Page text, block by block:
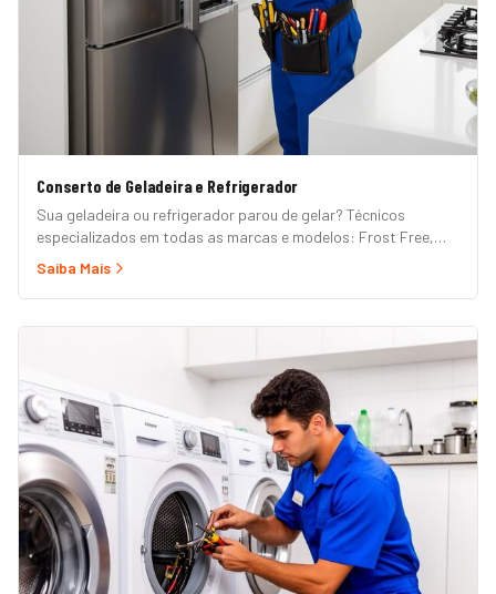
Conserto de Geladeira e Refrigerador
Sua geladeira ou refrigerador parou de gelar? Técnicos
especializados em todas as marcas e modelos: Frost Free,
Duplex, Side by Side, French Door, Inverter e convencional.
Saiba Mais